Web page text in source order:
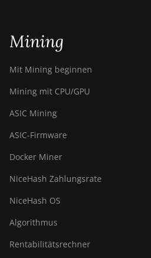
Mining
Mit Mining beginnen
Mining mit CPU/GPU
ASIC Mining
ASIC-Firmware
Docker Miner
NiceHash Zahlungsrate
NiceHash OS
Algorithmus
Rentabilitätsrechner